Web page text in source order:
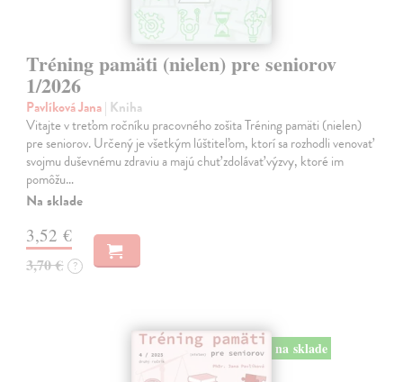
Tréning pamäti (nielen) pre seniorov
1/2026
Pavlíková Jana| Kniha
Vitajte v treťom ročníku pracovného zošita Tréning pamäti (nielen)
pre seniorov. Určený je všetkým lúštiteľom, ktorí sa rozhodli venovať
svojmu duševnému zdraviu a majú chuť zdolávať výzvy, ktoré im
pomôžu…
Na sklade
3,52 €
3,70 € ?
na sklade